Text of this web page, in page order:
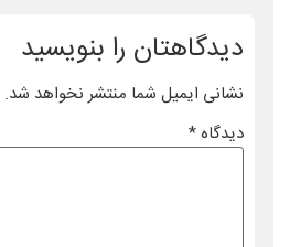
دیدگاهتان را بنویسید
نشانی ایمیل شما منتشر نخواهد شد.
دیدگاه*